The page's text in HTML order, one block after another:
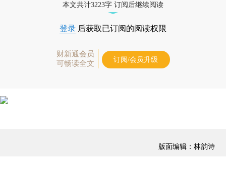
本文共计3223字 订阅后继续阅读
登录 后获取已订阅的阅读权限
财新通会员
可畅读全文
订阅/会员升级
版面编辑：林韵诗